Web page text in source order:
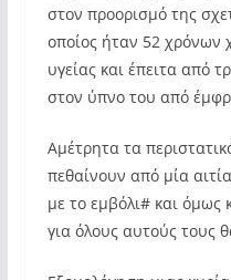
στον προορισμό της
οποίος ήταν 52 χρόνων
υγείας και έπειτα από
στον ύπνο του από
Αμέτρητα τα
πεθαίνουν από μία
με το εμβόλι# και όμως
για όλους αυτούς τους